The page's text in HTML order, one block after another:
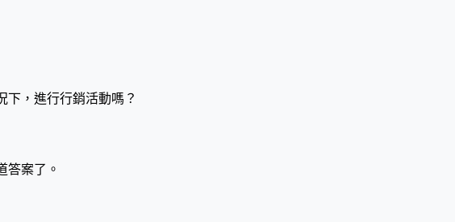
下，進行行銷活動嗎？
答案了。